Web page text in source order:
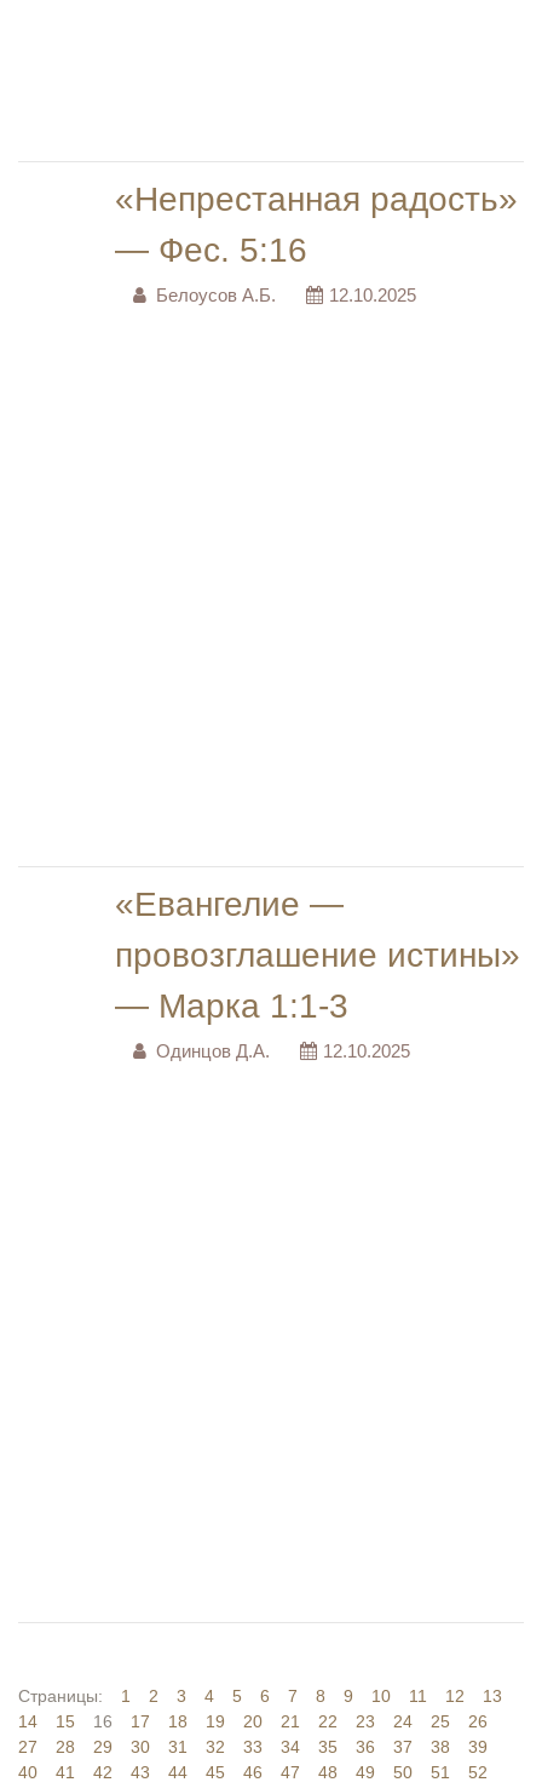
«Непрестанная радость»
— Фес. 5:16
Белоусов А.Б. 12.10.2025
«Евангелие —
провозглашение истины»
— Марка 1:1-3
Одинцов Д.А. 12.10.2025
Страницы: 1 2 3 4 5 6 7 8 9 10 11 12
13
14
15 16 17 18 19 20 21 22 23 24 25
26
27
28 29 30 31 32 33 34 35 36 37 38
39
40
41 42 43 44 45 46 47 48 49 50 51 52